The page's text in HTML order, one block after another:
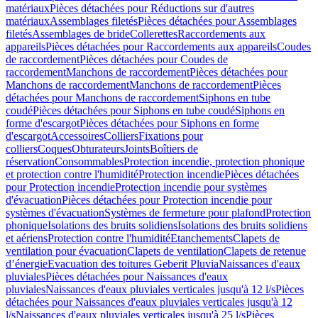
matériauxPièces détachées pour Réductions sur d'autres
matériauxAssemblages filetésPièces détachées pour Assemblages
filetésAssemblages de brideCollerettesRaccordements aux
appareilsPièces détachées pour Raccordements aux appareilsCoudes
de raccordementPièces détachées pour Coudes de
raccordementManchons de raccordementPièces détachées pour
Manchons de raccordementManchons de raccordementPièces
détachées pour Manchons de raccordementSiphons en tube
coudéPièces détachées pour Siphons en tube coudéSiphons en
forme d'escargotPièces détachées pour Siphons en forme
d'escargotAccessoiresColliersFixations pour
colliersCoquesObturateursJointsBoîtiers de
réservationConsommablesProtection incendie, protection phonique
et protection contre l'humiditéProtection incendiePièces détachées
pour Protection incendieProtection incendie pour systèmes
d'évacuationPièces détachées pour Protection incendie pour
systèmes d'évacuationSystèmes de fermeture pour plafondProtection
phoniqueIsolations des bruits solidiensIsolations des bruits solidiens
et aériensProtection contre l'humiditéEtanchementsClapets de
ventilation pour évacuationClapets de ventilationClapets de retenue
d’énergieEvacuation des toitures Geberit PluviaNaissances d'eaux
pluvialesPièces détachées pour Naissances d'eaux
pluvialesNaissances d'eaux pluviales verticales jusqu'à 12 l/sPièces
détachées pour Naissances d'eaux pluviales verticales jusqu'à 12
l/sNaissances d'eaux pluviales verticales jusqu'à 25 l/sPièces